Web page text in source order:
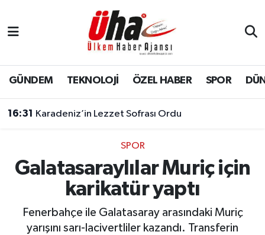
GÜNDEM TEKNOLOJİ ÖZEL HABER SPOR
16:31 Karadeniz’in Lezzet Sofrası Ordu
SPOR
Galatasaraylılar Muriç için
karikatür yaptı
Fenerbahçe ile Galatasaray arasındaki Muriç
yarışını sarı-lacivertliler kazandı. Transferin
İstanbul Nöbetçi Eczaneler
İstanbul Hava Durumu
Süper Lig Puan Durumu ve Fikstür
Tüm Manşetler
Son Dakika Haberleri